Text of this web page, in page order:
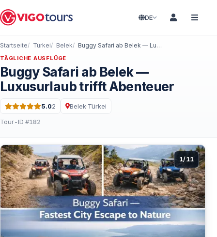
DE
Startseite Türkei Belek Buggy Safari ab Belek — Luxusurlaub trifft Abenteuer
TÄGLICHE AUSFLÜGE
Buggy Safari ab Belek —
Luxusurlaub trifft Abenteuer
Bewertung: 5.0 von 5 · 2 Bewertungen
5.02 Belek·Türkei
Tour-ID #182
1/11